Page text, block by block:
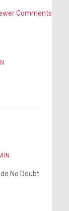
Comments
No Doubt